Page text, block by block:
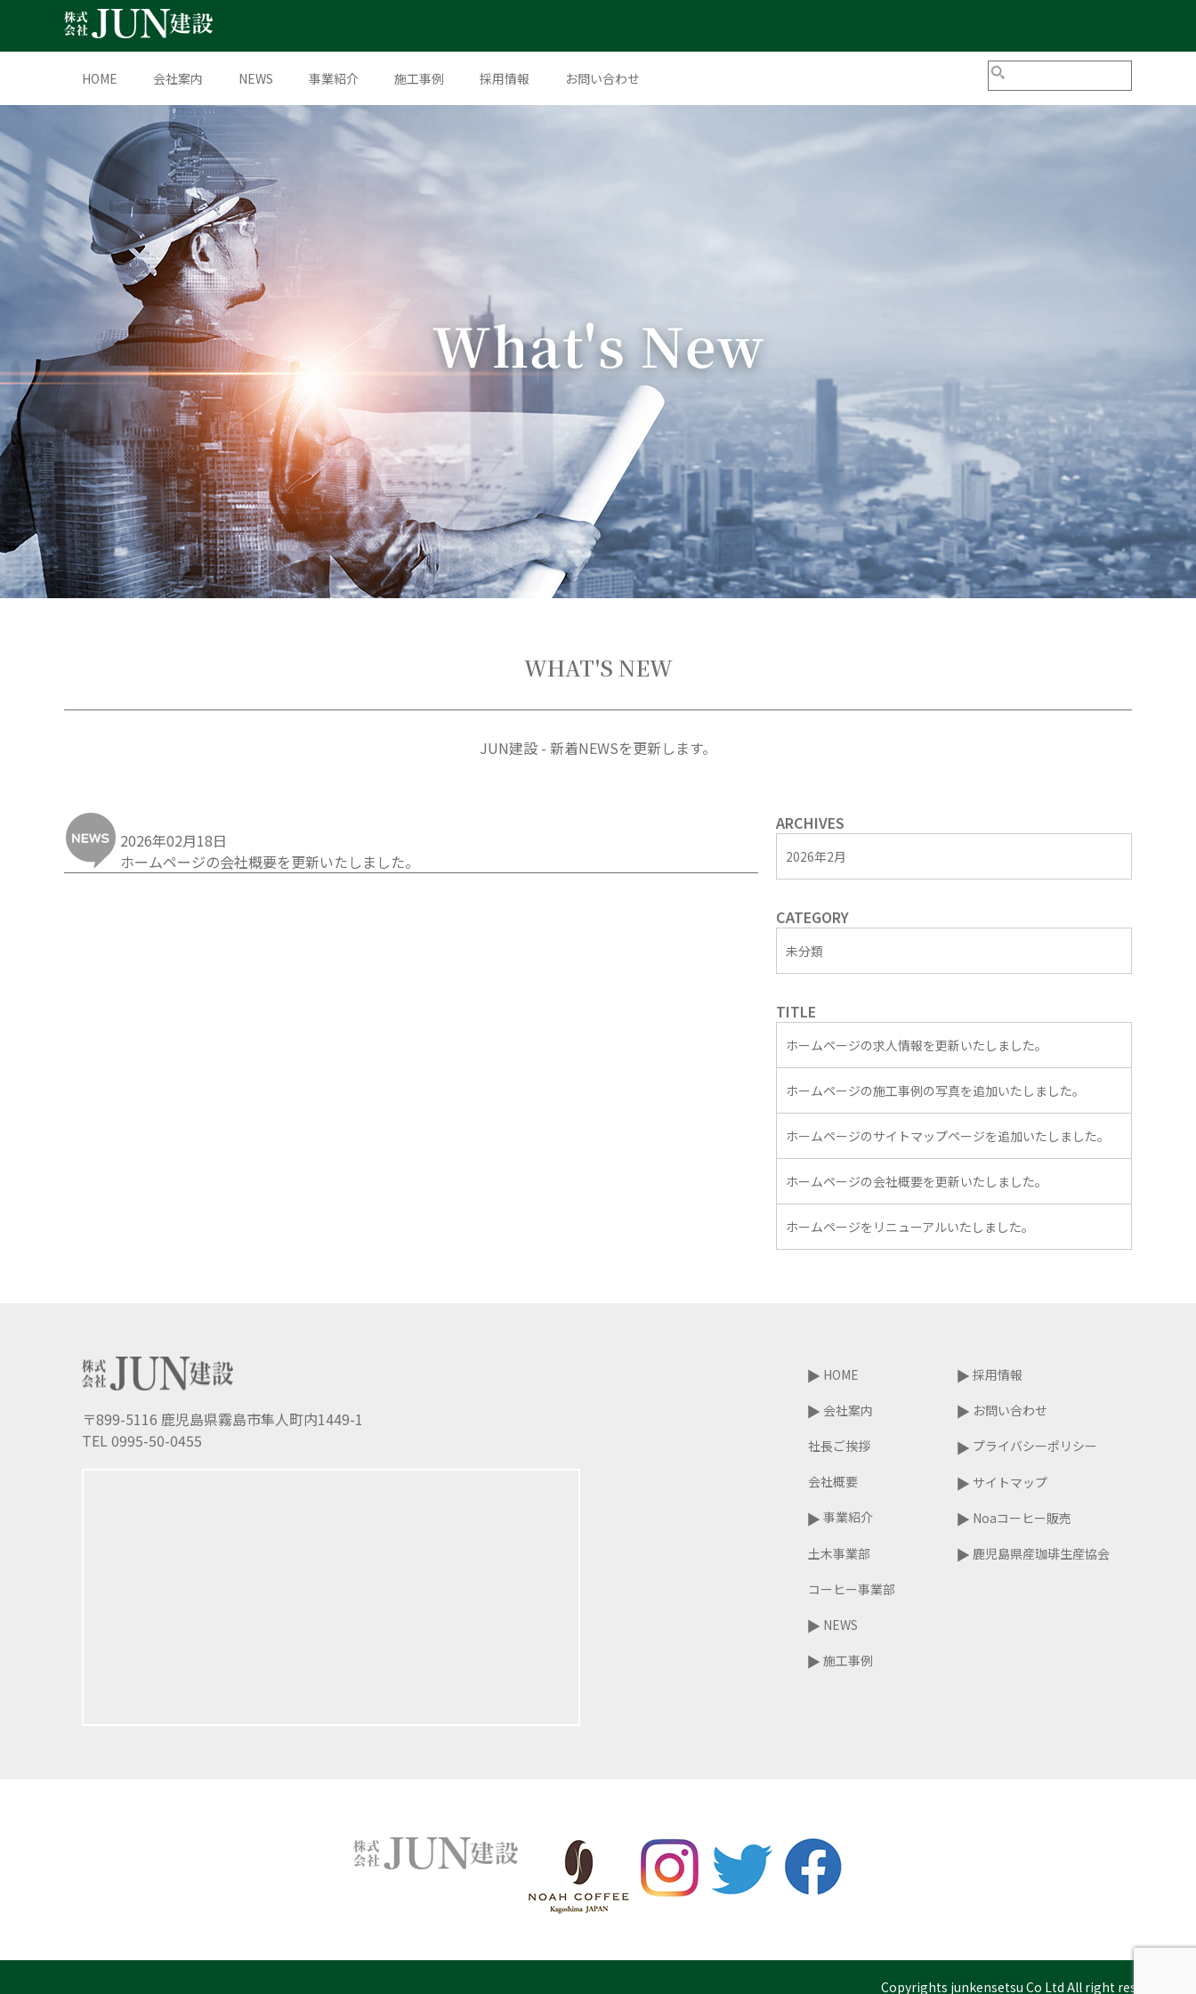
HOME 会社案内 NEWS 事業紹介 施工事例 採用情報 お問い合わせ
WHAT'S NEW
JUN建設 - 新着NEWSを更新します。
2026年02月18日
ホームページの会社概要を更新いたしました。
ARCHIVES
2026年2月
CATEGORY
未分類
TITLE
ホームページの求人情報を更新いたしました。
ホームページの施工事例の写真を追加いたしました。
ホームページのサイトマップページを追加いたしました。
ホームページの会社概要を更新いたしました。
ホームページをリニューアルいたしました。
〒899-5116 鹿児島県霧島市隼人町内1449-1
TEL 0995-50-0455
HOME
会社案内
社長ご挨拶
会社概要
事業紹介
土木事業部
コーヒー事業部
NEWS
施工事例
採用情報
お問い合わせ
プライバシーポリシー
サイトマップ
Noaコーヒー販売
鹿児島県産珈琲生産協会
Copyrights junkensetsu Co Ltd All right reserved